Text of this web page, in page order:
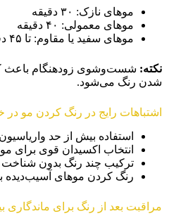
موهای نازک: ۳۰ دقیقه
موهای معمولی: ۴۰ دقیقه
موهای سفید یا مقاوم: تا ۴۵ دقیقه
نکته: شست‌وشوی زودهنگام باعث
شدن رنگ می‌شود.
اشتباهات رایج در رنگ کردن مو در
استفاده بیش از حد واریاسیون
انتخاب اکسیدان قوی برای
ترکیب چند رنگ بدون شناخت
رنگ کردن موهای آسیب‌دیده
مراقبت بعد از رنگ برای ماندگاری